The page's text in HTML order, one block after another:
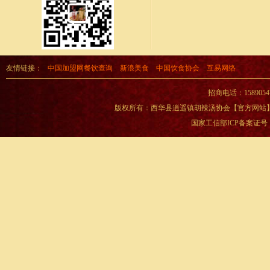
友情链接： 中国加盟网餐饮查询 新浪美食 中国饮食协会 互易网络
招商电话：
版权所有：西华县逍遥镇胡辣汤协会【官方网站
国家工信部ICP备案证号